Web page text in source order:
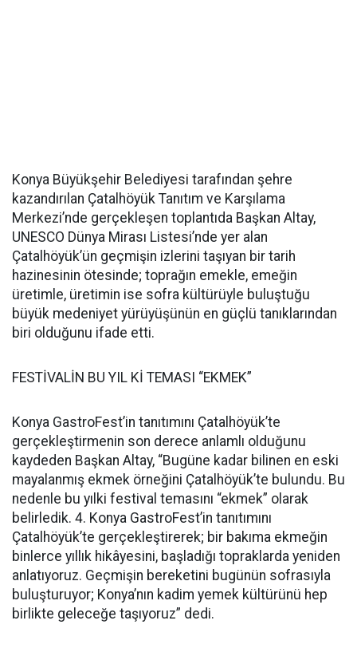
Konya Büyükşehir Belediyesi tarafından şehre
kazandırılan Çatalhöyük Tanıtım ve Karşılama
Merkezi’nde gerçekleşen toplantıda Başkan Altay,
UNESCO Dünya Mirası Listesi’nde yer alan
Çatalhöyük’ün geçmişin izlerini taşıyan bir tarih
hazinesinin ötesinde; toprağın emekle, emeğin
üretimle, üretimin ise sofra kültürüyle buluştuğu
büyük medeniyet yürüyüşünün en güçlü tanıklarından
biri olduğunu ifade etti.
FESTİVALİN BU YIL Kİ TEMASI “EKMEK”
Konya GastroFest’in tanıtımını Çatalhöyük’te
gerçekleştirmenin son derece anlamlı olduğunu
kaydeden Başkan Altay, “Bugüne kadar bilinen en eski
mayalanmış ekmek örneğini Çatalhöyük’te bulundu. Bu
nedenle bu yılki festival temasını “ekmek” olarak
belirledik. 4. Konya GastroFest’in tanıtımını
Çatalhöyük’te gerçekleştirerek; bir bakıma ekmeğin
binlerce yıllık hikâyesini, başladığı topraklarda yeniden
anlatıyoruz. Geçmişin bereketini bugünün sofrasıyla
buluşturuyor; Konya’nın kadim yemek kültürünü hep
birlikte geleceğe taşıyoruz” dedi.